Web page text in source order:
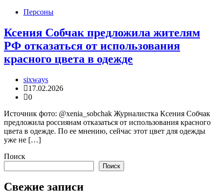
Персоны
Ксения Собчак предложила жителям
РФ отказаться от использования
красного цвета в одежде
sixways
17.02.2026
0
Источник фото: @xenia_sobchak Журналистка Ксения Собчак
предложила россиянам отказаться от использования красного
цвета в одежде. По ее мнению, сейчас этот цвет для одежды
уже не […]
Поиск
Поиск
Свежие записи